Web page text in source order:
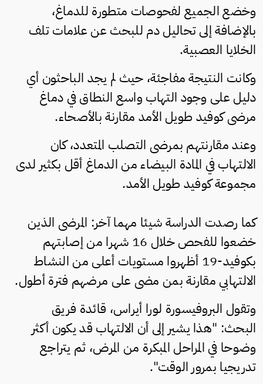
وخضع الجميع لفحوصات متطورة للدماغ،
بالإضافة إلى تحاليل دم للبحث عن علامات تلف
الخلايا العصبية.
وكانت النتيجة مفاجئة، حيث لم يجد الباحثون أي
دليل على وجود التهاب واسع النطاق في دماغ
مرضى كوفيد طويل الأمد مقارنة بالأصحاء.
وعند مقارنتهم بمرضى التصلب المتعدد، كان
الالتهاب في المادة البيضاء من الدماغ أقل بكثير لدى
مجموعة كوفيد طويل الأمد.
كما رصدت الدراسة شيئا مهما آخر: المرضى الذين
خضعوا للفحص خلال 16 شهرا من إصابتهم
بكوفيد-19 أظهروا مستويات أعلى من النشاط
الالتهابي مقارنة بمن مضى على مرضهم فترة أطول.
وتقول البروفيسورة لورا أيراس، قائدة فريق
البحث: "هذا يشير إلى أن الالتهاب قد يكون أكثر
وضوحا في المراحل المبكرة من المرض، ثم يتراجع
تدريجيا بمرور الوقت".